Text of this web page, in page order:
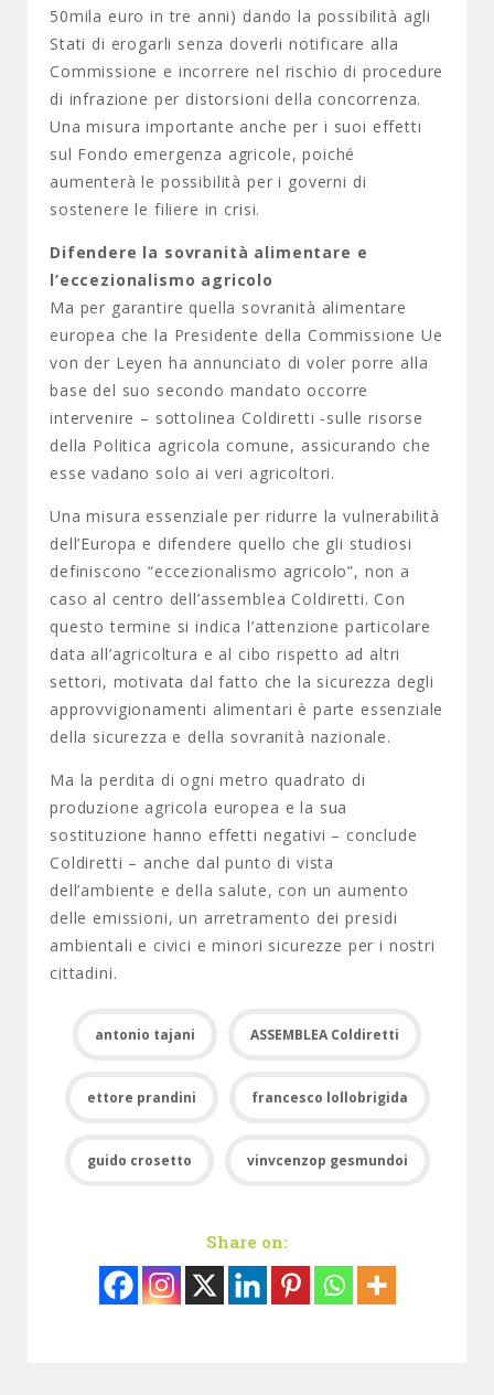
50mila euro in tre anni) dando la possibilità agli
Stati di erogarli senza doverli notificare alla
Commissione e incorrere nel rischio di procedure
di infrazione per distorsioni della concorrenza.
Una misura importante anche per i suoi effetti
sul Fondo emergenza agricole, poiché
aumenterà le possibilità per i governi di
sostenere le filiere in crisi.
Difendere la sovranità alimentare e
l’eccezionalismo agricolo
Ma per garantire quella sovranità alimentare
europea che la Presidente della Commissione Ue
von der Leyen ha annunciato di voler porre alla
base del suo secondo mandato occorre
intervenire – sottolinea Coldiretti -sulle risorse
della Politica agricola comune, assicurando che
esse vadano solo ai veri agricoltori.
Una misura essenziale per ridurre la vulnerabilità
dell’Europa e difendere quello che gli studiosi
definiscono “eccezionalismo agricolo”, non a
caso al centro dell’assemblea Coldiretti. Con
questo termine si indica l’attenzione particolare
data all’agricoltura e al cibo rispetto ad altri
settori, motivata dal fatto che la sicurezza degli
approvvigionamenti alimentari è parte essenziale
della sicurezza e della sovranità nazionale.
Ma la perdita di ogni metro quadrato di
produzione agricola europea e la sua
sostituzione hanno effetti negativi – conclude
Coldiretti – anche dal punto di vista
dell’ambiente e della salute, con un aumento
delle emissioni, un arretramento dei presidi
ambientali e civici e minori sicurezze per i nostri
cittadini.
antonio tajani ASSEMBLEA Coldiretti
ettore prandini francesco lollobrigida
guido crosetto vinvcenzop gesmundoi
Share on: